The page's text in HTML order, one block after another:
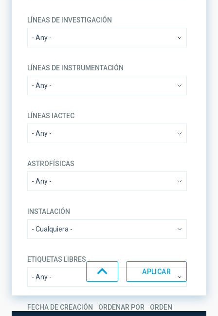
LÍNEAS DE INVESTIGACIÓN
LÍNEAS DE INSTRUMENTACIÓN
LÍNEAS IACTEC
ASTROFÍSICAS
INSTALACIÓN
ETIQUETAS LIBRES
FECHA DE CREACIÓN ORDENAR POR ORDEN